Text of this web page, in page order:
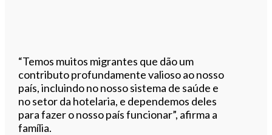
“Temos muitos migrantes que dão um
contributo profundamente valioso ao nosso
país, incluindo no nosso sistema de saúde e
no setor da hotelaria, e dependemos deles
para fazer o nosso país funcionar”, afirma a
família.